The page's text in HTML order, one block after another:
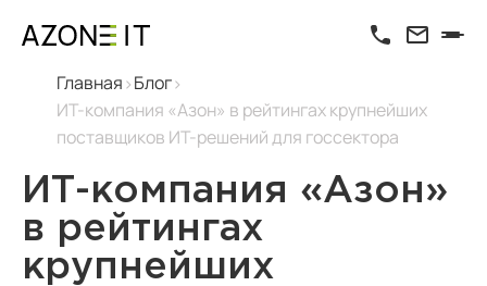
Главная Блог
ИТ-компания «Азон» в рейтингах крупнейших
поставщиков ИТ-решений для госсектора
ИТ-компания «Азон»
в рейтингах
крупнейших